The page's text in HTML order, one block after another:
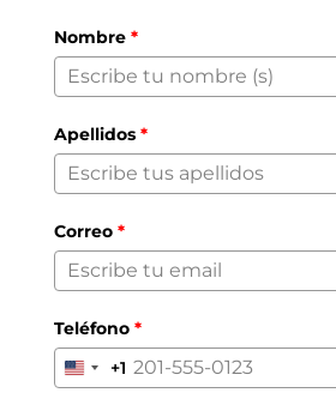
Nombre *
Apellidos *
Correo *
Teléfono *
United
+1